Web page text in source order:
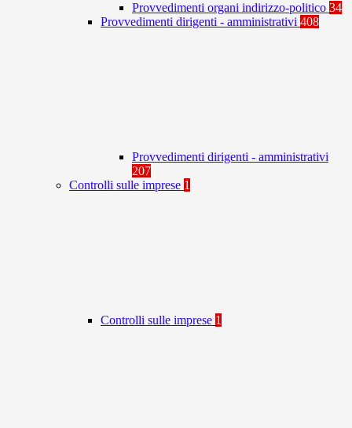
Provvedimenti organi indirizzo-politico 34
Provvedimenti dirigenti - amministrativi 408
Provvedimenti dirigenti - amministrativi
207
Controlli sulle imprese 1
Controlli sulle imprese 1